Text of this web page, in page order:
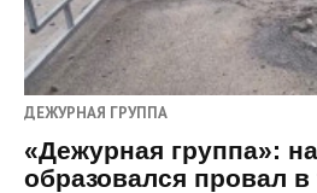
ДЕЖУРНАЯ ГРУППА
«Дежурная группа»:
образовался провал в